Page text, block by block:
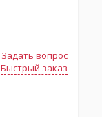
Задать вопрос
Быстрый заказ